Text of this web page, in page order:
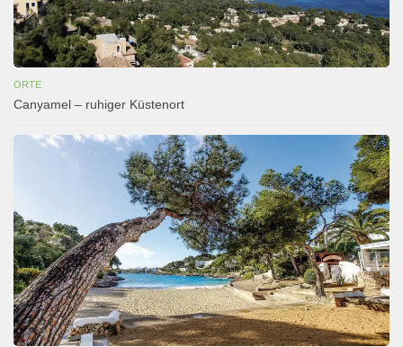
ORTE
Canyamel – ruhiger Küstenort